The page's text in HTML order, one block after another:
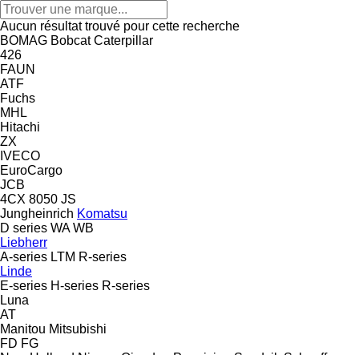
Aucun résultat trouvé pour cette recherche
BOMAG Bobcat Caterpillar
426
FAUN
ATF
Fuchs
MHL
Hitachi
ZX
IVECO
EuroCargo
JCB
4CX 8050 JS
Jungheinrich Komatsu
D series WA WB
Liebherr
A-series LTM R-series
Linde
E-series H-series R-series
Luna
AT
Manitou Mitsubishi
FD FG